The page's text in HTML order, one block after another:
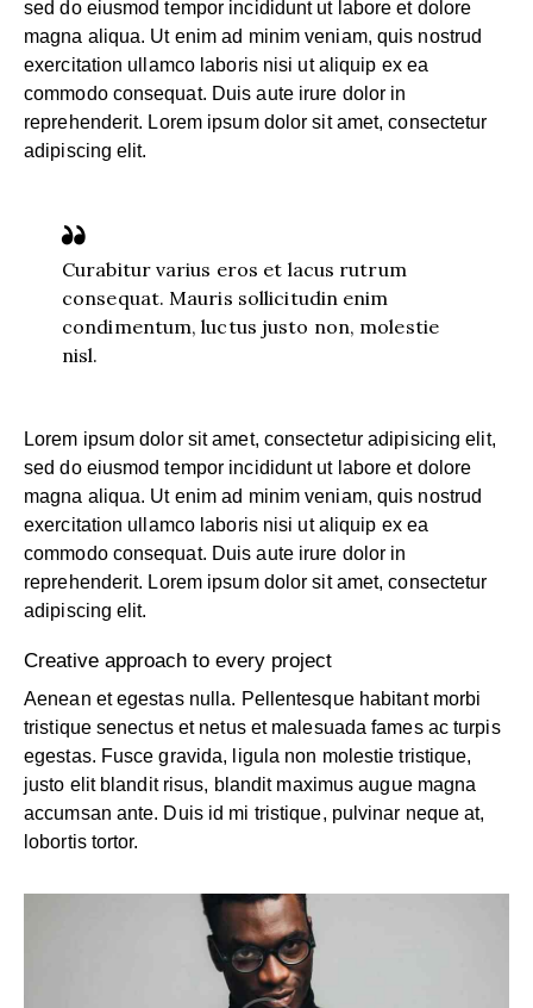
sed do eiusmod tempor incididunt ut labore et dolore
magna aliqua. Ut enim ad minim veniam, quis nostrud
exercitation ullamco laboris nisi ut aliquip ex ea
commodo consequat. Duis aute irure dolor in
reprehenderit. Lorem ipsum dolor sit amet, consectetur
adipiscing elit.
Curabitur varius eros et lacus rutrum
consequat. Mauris sollicitudin enim
condimentum, luctus justo non, molestie
nisl.
Lorem ipsum dolor sit amet, consectetur adipisicing elit,
sed do eiusmod tempor incididunt ut labore et dolore
magna aliqua. Ut enim ad minim veniam, quis nostrud
exercitation ullamco laboris nisi ut aliquip ex ea
commodo consequat. Duis aute irure dolor in
reprehenderit. Lorem ipsum dolor sit amet, consectetur
adipiscing elit.
Creative approach to every project
Aenean et egestas nulla. Pellentesque habitant morbi
tristique senectus et netus et malesuada fames ac turpis
egestas. Fusce gravida, ligula non molestie tristique,
justo elit blandit risus, blandit maximus augue magna
accumsan ante. Duis id mi tristique, pulvinar neque at,
lobortis tortor.